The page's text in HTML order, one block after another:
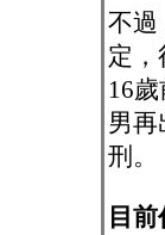
不過
定，
16
男
刑。
目